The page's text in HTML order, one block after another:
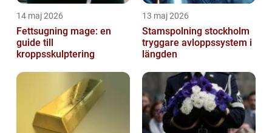
14 maj 2026
Fettsugning mage: en
guide till
kroppsskulptering
13 maj 2026
Stamspolning stockholm
tryggare avloppssystem i
längden